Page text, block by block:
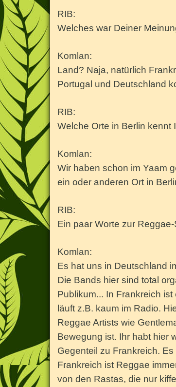
RIB:
Welches war Deiner
Komlan:
Land? Naja, natürlich
Portugal und Deutschland
RIB:
Welche Orte in Berlin kennt
Komlan:
Wir haben schon im Yaam
ein oder anderen Ort in
RIB:
Ein paar Worte zur
Komlan:
Es hat uns in Deutschland
Die Bands hier sind total
Publikum... In Frankreich
läuft z.B. kaum im Radio.
Reggae Artists wie
Bewegung ist. Ihr habt hier
Gegenteil zu Frankreich.
Frankreich ist Reggae
von den Rastas, die nur